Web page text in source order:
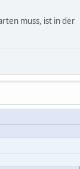
muss, ist in der